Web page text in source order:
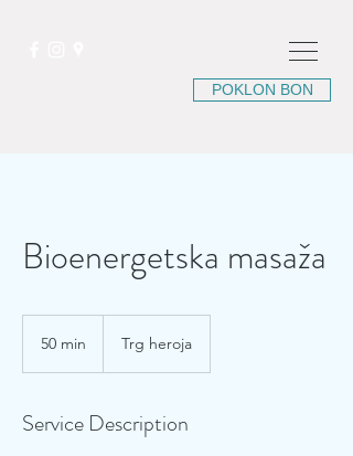
POKLON BON
Bioenergetska masaža
50 min
n
Trg heroja
Service Description